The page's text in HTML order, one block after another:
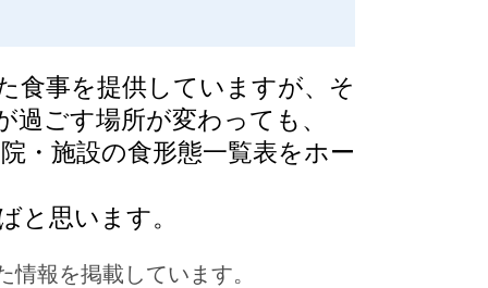
食事を提供していますが、そ
ごす場所が変わっても、
・施設の食形態一覧表をホー
と思います。
報を掲載しています。